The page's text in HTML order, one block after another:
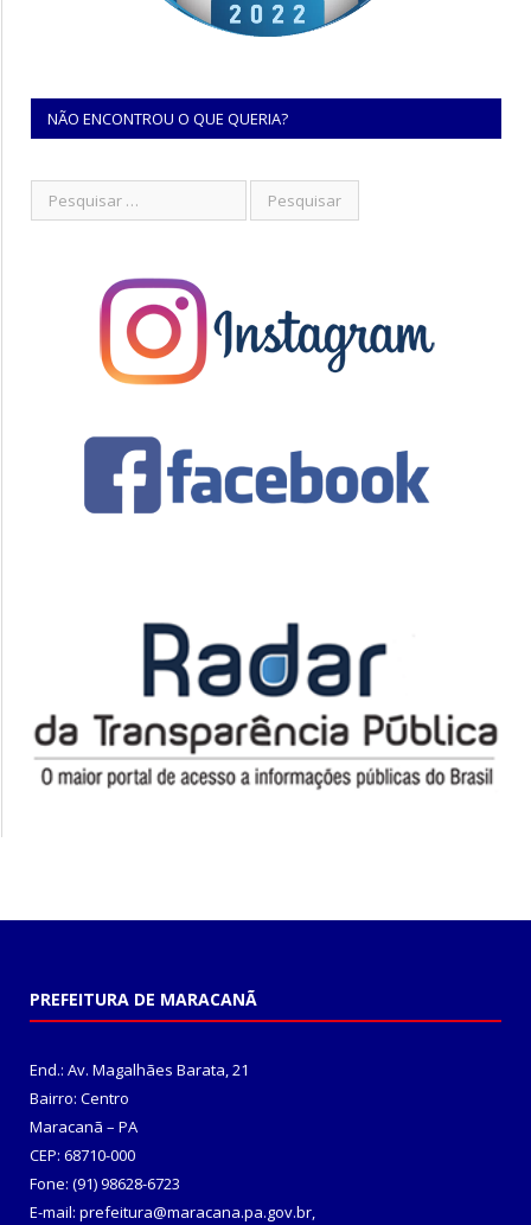
NÃO ENCONTROU O QUE QUERIA?
PREFEITURA DE MARACANÃ
End.: Av. Magalhães Barata, 21
Bairro: Centro
Maracanã – PA
CEP: 68710-000
Fone: (91) 98628-6723
E-mail: prefeitura@maracana.pa.gov.br,